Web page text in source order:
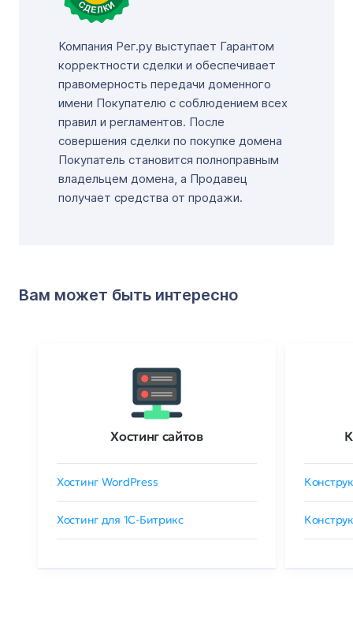
Компания Рег.ру выступает Гарантом
корректности сделки и обеспечивает
правомерность передачи доменного
имени Покупателю с соблюдением всех
правил и регламентов. После
совершения сделки по покупке домена
Покупатель становится полноправным
владельцем домена, а Продавец
получает средства от продажи.
Вам может быть интересно
Хостинг сайтов
Хостинг WordPress
Хостинг для 1C-Битрикс